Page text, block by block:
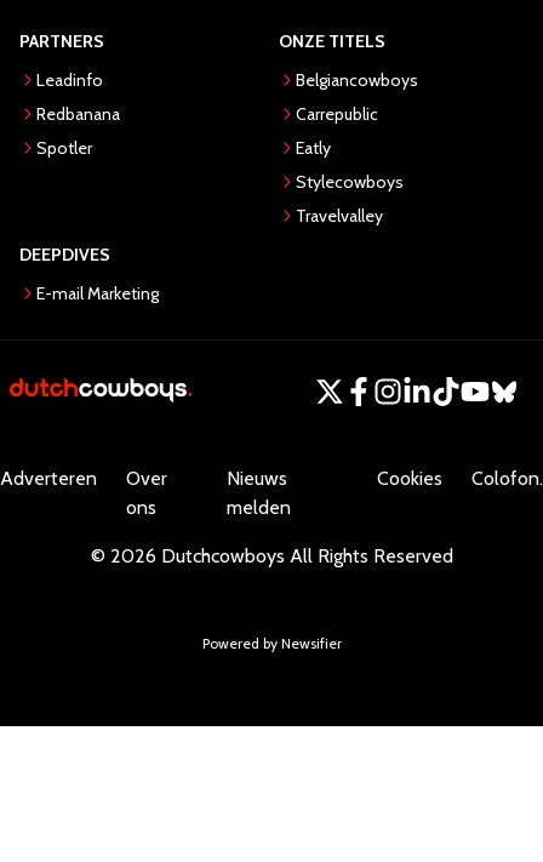
PARTNERS
Leadinfo
Redbanana
Spotler
ONZE TITELS
Belgiancowboys
Carrepublic
Eatly
Stylecowboys
Travelvalley
DEEPDIVES
E-mail Marketing
Adverteren
Over
ons
Nieuws
melden
Cookies Colofon.
© 2026 Dutchcowboys All Rights Reserved
Powered by Newsifier